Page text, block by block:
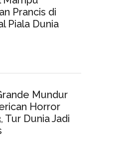
Prancis di
Piala Dunia
Mundur
Horror
Tur Dunia Jadi